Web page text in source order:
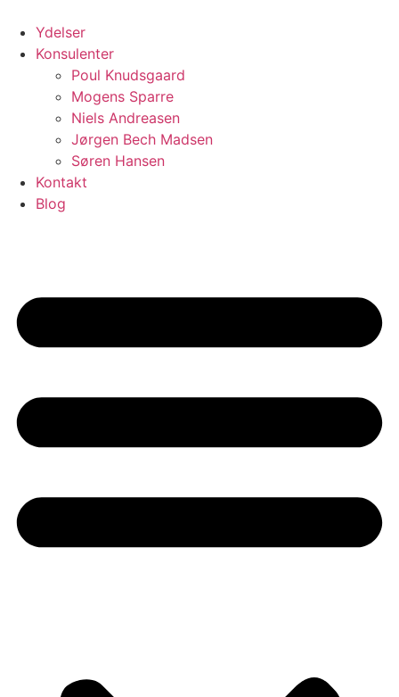
indhold
Ydelser
Konsulenter
Poul Knudsgaard
Mogens Sparre
Niels Andreasen
Jørgen Bech Madsen
Søren Hansen
Kontakt
Blog